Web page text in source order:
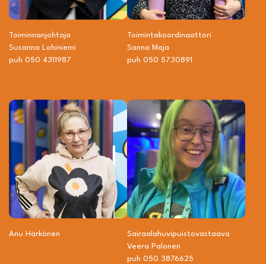
Toiminnanjohtaja
Susanna Lohiniemi
puh 050 4311987
Toiminta­­koordinaattori
Sanna Maja
puh 050 5730891
Anu Härkönen
Sairaalahuvipuisto­vastaava
Veera Palonen
puh 050 3876625